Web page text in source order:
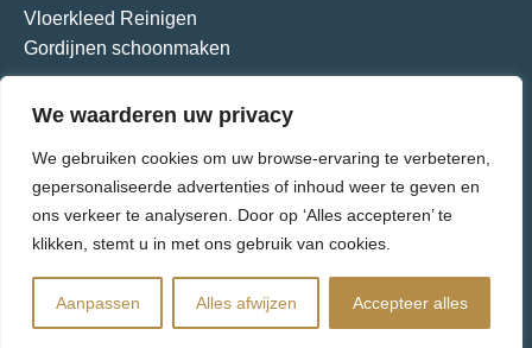
We waarderen uw privacy
We gebruiken cookies om uw browse-ervaring te verbeteren,
gepersonaliseerde advertenties of inhoud weer te geven en
ons verkeer te analyseren. Door op ‘Alles accepteren’ te
klikken, stemt u in met ons gebruik van cookies.
Aanpassen Alles afwijzen Accepteer alles
Vloerkleed Reinigen
Gordijnen schoonmaken
Algemene voorwaarden
Privacybeleid
© Aquarius International – Alle rechten voorbehouden.
Aangedreven door